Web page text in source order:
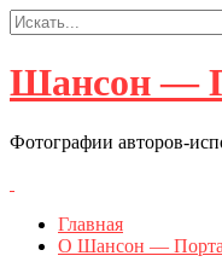
Шансон —
Фотографии авторов-
Главная
О Шансон —